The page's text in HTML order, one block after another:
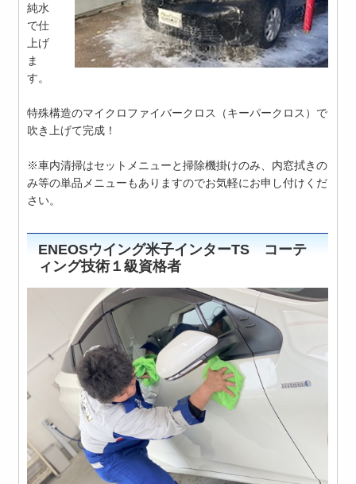
純水
で仕
上げ
ま
す。
特殊構造のマイクロファイバークロス（キーパークロス）で
吹き上げて完成！
※車内清掃はセットメニューと掃除機掛けのみ、内窓拭きの
み等の単品メニューもありますのでお気軽にお申し付けくだ
さい。
ENEOSウイング米子インターTS コーテ
ィング技術１級資格者